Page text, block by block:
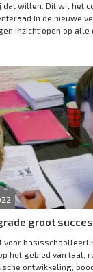
dat willen. Dit wil het
de nieuwe
inzicht open op alle
groot
voor
het gebied van taal,
ontwikkeling,